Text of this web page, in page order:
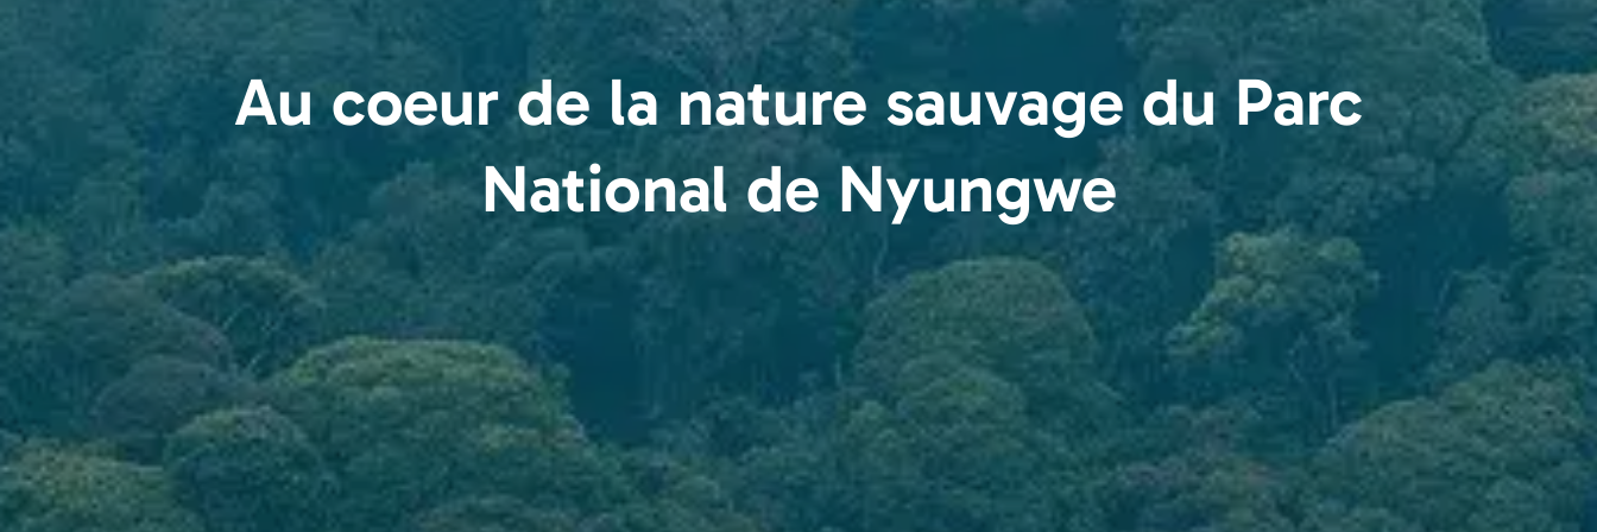
Au coeur de la nature sauvage du Parc
National de Nyungwe